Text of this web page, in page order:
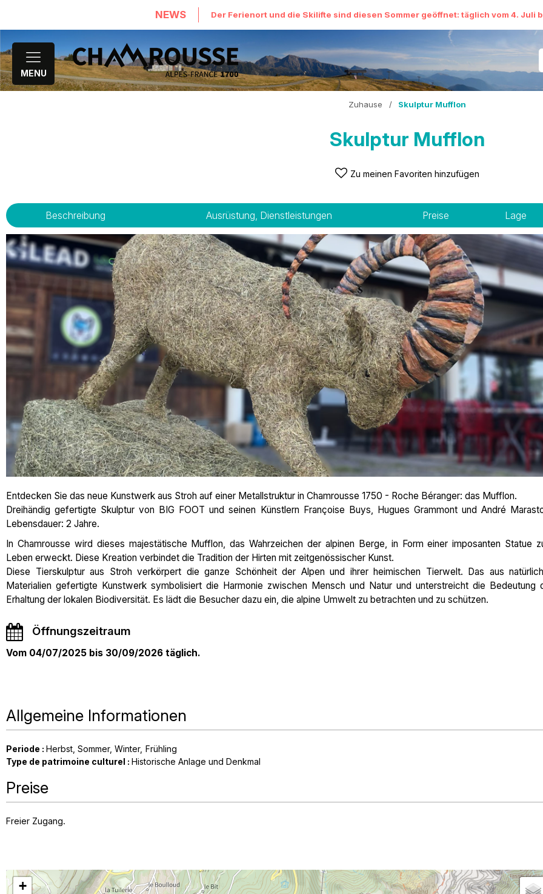
NEWS Der Ferienort und die Skilifte sind diesen Sommer geöffnet: täglich vom 4. Juli
MENU
Zuhause / Skulptur Mufflon
Skulptur Mufflon
Zu meinen Favoriten hinzufügen
Beschreibung Ausrüstung, Dienstleistungen Preise Lage
Entdecken Sie das neue Kunstwerk aus Stroh auf einer Metallstruktur in Chamrousse 1750 - Roche Béranger: das Mufflon.
Dreihändig gefertigte Skulptur von BIG FOOT und seinen Künstlern Françoise Buys, Hugues Grammont und André
Lebensdauer: 2 Jahre.
In Chamrousse wird dieses majestätische Mufflon, das Wahrzeichen der alpinen Berge, in Form einer imposanten Statue
Leben erweckt. Diese Kreation verbindet die Tradition der Hirten mit zeitgenössischer Kunst.
Diese Tierskulptur aus Stroh verkörpert die ganze Schönheit der Alpen und ihrer heimischen Tierwelt. Das aus
Materialien gefertigte Kunstwerk symbolisiert die Harmonie zwischen Mensch und Natur und unterstreicht die Bedeutung
Erhaltung der lokalen Biodiversität. Es lädt die Besucher dazu ein, die alpine Umwelt zu betrachten und zu schützen.
Öffnungszeitraum
Vom 04/07/2025 bis 30/09/2026 täglich.
Allgemeine Informationen
Periode : Herbst Sommer Winter Frühling
Type de patrimoine culturel : Historische Anlage und Denkmal
Preise
Freier Zugang.
+